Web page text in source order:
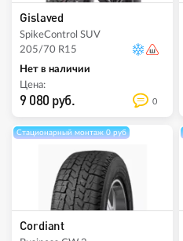
Gislaved
SpikeControl SUV
205/70 R15
Нет в наличии
Цена:
9 080 руб. 0
Стационарный монтаж 0 руб
Cordiant